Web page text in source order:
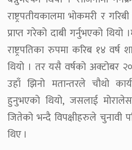
राष्ट्रपतीयकालमा भोकमरी र
प्राप्त गरेको दाबी गर्नुभएको थियो
राष्ट्रपतिका रुपमा करिब १४ वर्ष
थियो । तर यसै वर्षको अक्टोबर
उहाँ झिनो मतान्तरले चौथो
हुनुभएको थियो, जसलाई
जितेको भन्दै विपक्षीहरुले चुनावी
थिए ।